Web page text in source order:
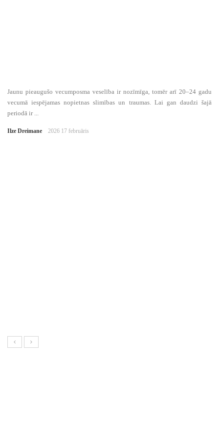
Jaunu pieaugušo vecumposma veselība ir nozīmīga, tomēr arī 20–24 gadu
vecumā iespējamas nopietnas slimības un traumas. Lai gan daudzi šajā
periodā ir ...
Ilze Dreimane 2026 17 februāris